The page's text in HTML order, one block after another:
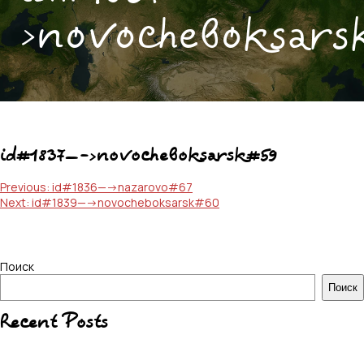
id#1837—->novocheboksarsk#59
Навигация
по
Previous: id#1836—->nazarovo#67
Next: id#1839—->novocheboksarsk#60
Поиск
Поиск
Recent Posts